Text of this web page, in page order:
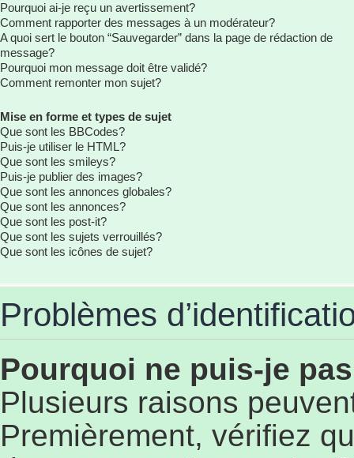
Pourquoi ai-je reçu un avertissement?
Comment rapporter des messages à un modérateur?
A quoi sert le bouton “Sauvegarder” dans la page de rédaction de
message?
Pourquoi mon message doit être validé?
Comment remonter mon sujet?
Mise en forme et types de sujet
Que sont les BBCodes?
Puis-je utiliser le HTML?
Que sont les smileys?
Puis-je publier des images?
Que sont les annonces globales?
Que sont les annonces?
Que sont les post-it?
Que sont les sujets verrouillés?
Que sont les icônes de sujet?
Problèmes
Pourquoi ne puis-je
Plusieurs raisons
Premièrement, vérifiez